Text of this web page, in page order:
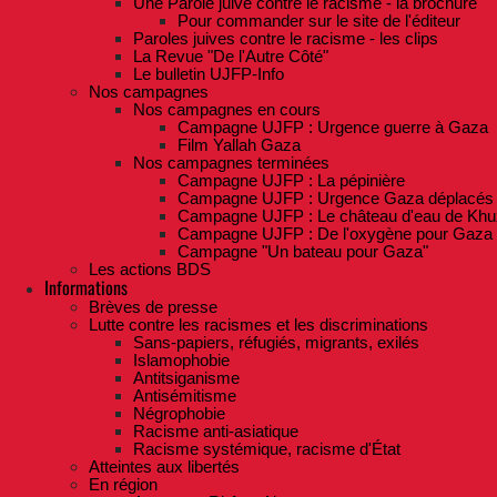
Pour commander sur le site de l'éditeur
Paroles juives contre le racisme - les clips
La Revue "De l'Autre Côté"
Le bulletin UJFP-Info
Nos campagnes
Nos campagnes en cours
Campagne UJFP : Urgence guerre à Gaza
Film Yallah Gaza
Nos campagnes terminées
Campagne UJFP : La pépinière
Campagne UJFP : Urgence Gaza déplacés
Campagne UJFP : Le château d'eau de
Campagne UJFP : De l'oxygène pour Gaza
Campagne "Un bateau pour Gaza"
Les actions BDS
Informations
Brèves de presse
Lutte contre les racismes et les discriminations
Sans-papiers, réfugiés, migrants, exilés
Islamophobie
Antitsiganisme
Antisémitisme
Négrophobie
Racisme anti-asiatique
Racisme systémique, racisme d'État
Atteintes aux libertés
En région